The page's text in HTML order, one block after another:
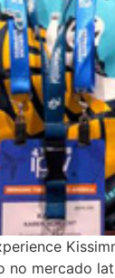
mercado